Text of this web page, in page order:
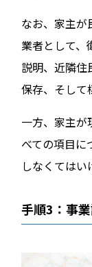
なお、家主が
業者として、
説明、近隣住
保存、そして
一方、家主が
べての項目に
しなくてはい
手順3：事